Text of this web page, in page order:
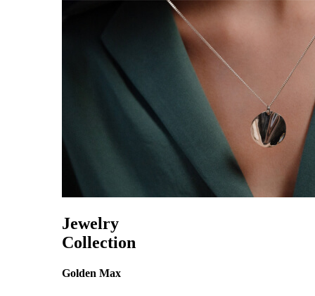
Jewelry
Collection
Golden Max